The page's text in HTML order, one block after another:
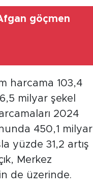
göçmen
harcama 103,4
milyar şekel
2024
450,1 milyar
yüzde 31,2 artış
Merkez
de üzerinde.